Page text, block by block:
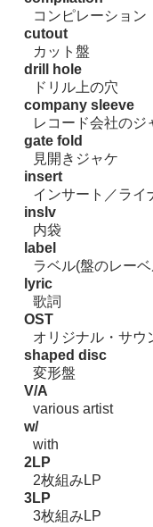
コンピレーション
cutout
カット盤
drill hole
ドリル上の穴
company sleeve
レコード会社のジ
gate fold
見開きジャケ
insert
インサート／ライ
inslv
内袋
label
ラベル(盤のレー
lyric
歌詞
OST
オリジナル・サウ
shaped disc
変形盤
V/A
various artist
w/
with
2LP
2枚組みLP
3LP
3枚組みLP